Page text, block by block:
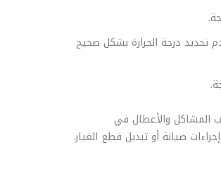
درجة الحرارة بشكل صحيح
المشاكل والأعطال في
صيانة أو تبديل قطع الغيار.